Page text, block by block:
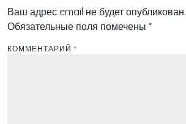
Ваш адрес email не будет опубликован.
Обязательные поля помечены *
КОММЕНТАРИЙ *